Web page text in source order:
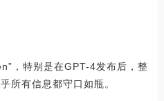
，特别是在GPT-4发布后，整
所有信息都守口如瓶。